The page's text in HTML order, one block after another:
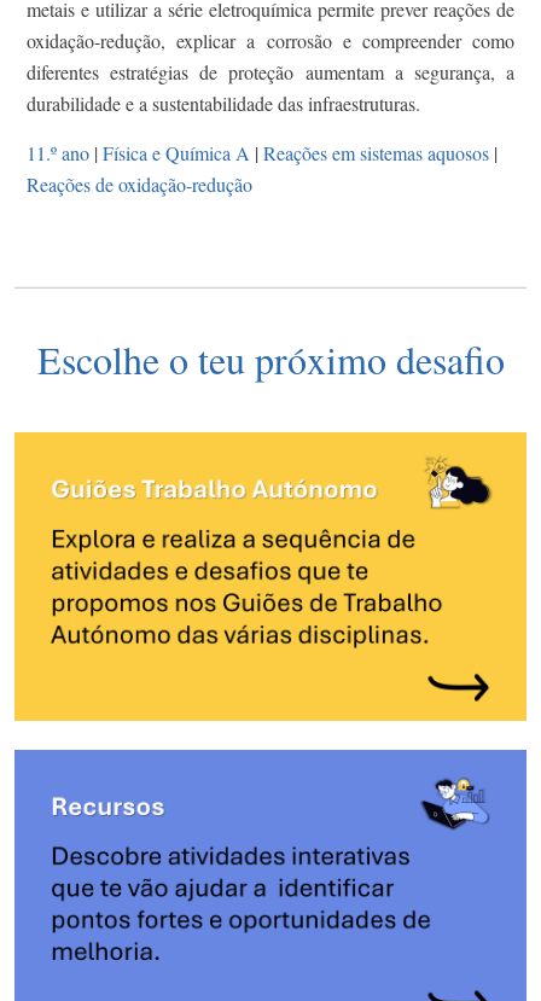
metais e utilizar a série eletroquímica permite prever reações de
oxidação-redução, explicar a corrosão e compreender como
diferentes estratégias de proteção aumentam a segurança, a
durabilidade e a sustentabilidade das infraestruturas.
11.º ano |Física e Química A |Reações em sistemas aquosos |
Reações de oxidação-redução
Escolhe o teu próximo desafio